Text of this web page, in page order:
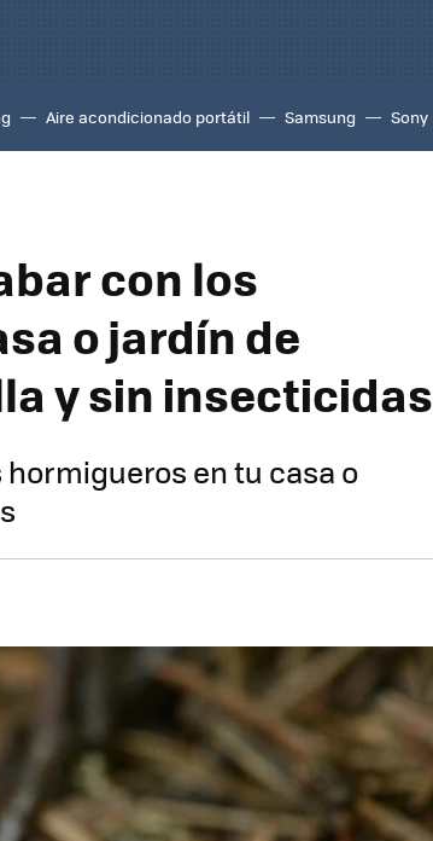
Aire acondicionado portátil Samsung Sony
con los
o jardín de
y sin insecticidas
en tu casa o